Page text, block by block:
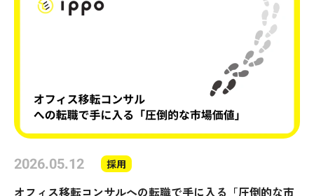
2026.05.12 採用
オフィス移転コンサルへの転職で手に入る「圧倒的な市